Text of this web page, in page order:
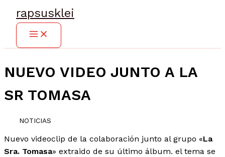
contenido
rapsusklei
NUEVO VIDEO JUNTO A LA
SR TOMASA
NOTICIAS
Nuevo videoclip de la colaboración junto al grupo «La
Sra. Tomasa» extraido de su último álbum. el tema se